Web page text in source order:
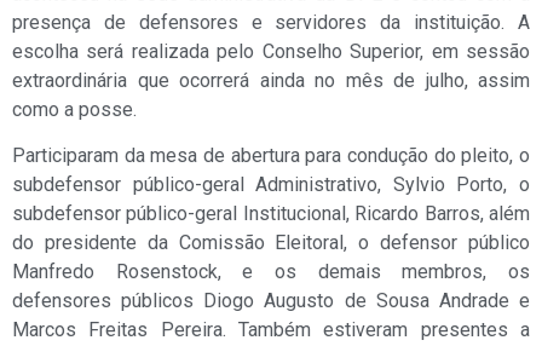
presença de defensores e servidores da instituição. A
escolha será realizada pelo Conselho Superior, em sessão
extraordinária que ocorrerá ainda no mês de julho, assim
como a posse.
Participaram da mesa de abertura para condução do pleito, o
subdefensor público-geral Administrativo, Sylvio Porto, o
subdefensor público-geral Institucional, Ricardo Barros, além
do presidente da Comissão Eleitoral, o defensor público
Manfredo Rosenstock, e os demais membros, os
defensores públicos Diogo Augusto de Sousa Andrade e
Marcos Freitas Pereira. Também estiveram presentes a